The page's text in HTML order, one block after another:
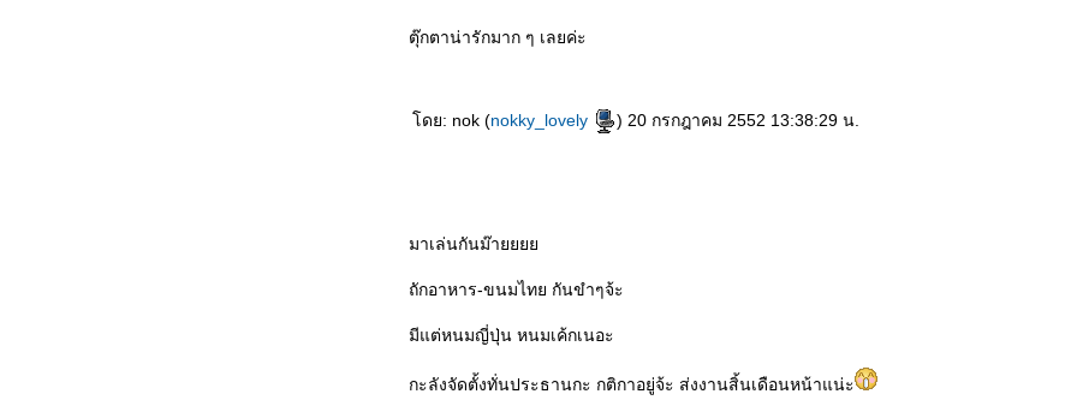
ตุ๊กตาน่ารักมาก ๆ เลยค่ะ
ดย: nok (nokky_lovely ) 20 กรกฎาคม 2552 13:38:29 น.
มาเล่นกันม๊า
ถักอาหาร-ขนมไทย กันขำๆจ้ะ
มีแต่หนมญี่ปุ่น หนมเค้กเนอะ
กะลังจัดตั้งทั่นประธานกะ กติกาอยู่จ้ะ ส่งงานสิ้นเดือนหน้าแน่ะ